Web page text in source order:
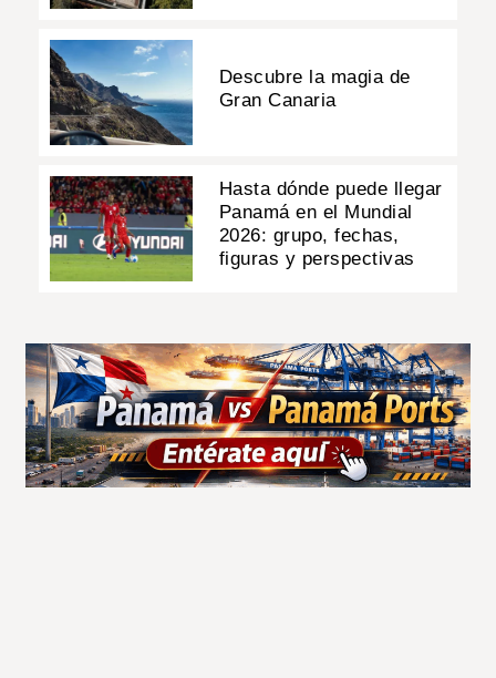
Descubre la magia de
Gran Canaria
Hasta dónde puede llegar
Panamá en el Mundial
2026: grupo, fechas,
figuras y perspectivas